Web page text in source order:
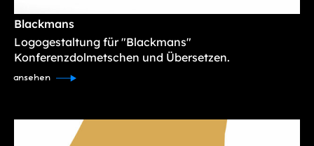
Blackmans
Logogestaltung für "Blackmans"
Konferenzdolmetschen und Übersetzen.
ansehen